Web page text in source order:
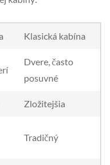
Klasická kabína
Dvere, často
posuvné
Zložitejšia
Tradičný